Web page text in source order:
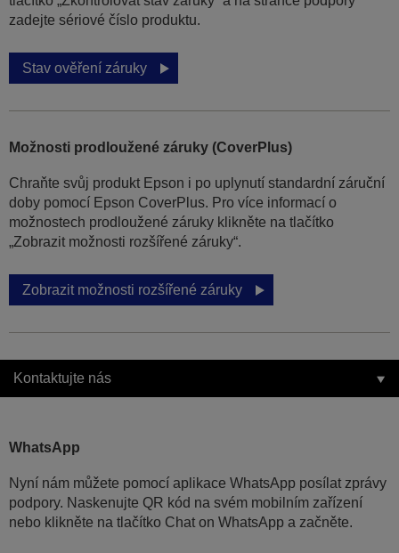
zadejte sériové číslo produktu.
Stav ověření záruky
Možnosti prodloužené záruky (CoverPlus)
Chraňte svůj produkt Epson i po uplynutí standardní záruční
doby pomocí Epson CoverPlus. Pro více informací o
možnostech prodloužené záruky klikněte na tlačítko
„Zobrazit možnosti rozšířené záruky“.
Zobrazit možnosti rozšířené záruky
Kontaktujte nás
WhatsApp
Nyní nám můžete pomocí aplikace WhatsApp posílat zprávy
podpory. Naskenujte QR kód na svém mobilním zařízení
nebo klikněte na tlačítko Chat on WhatsApp a začněte.